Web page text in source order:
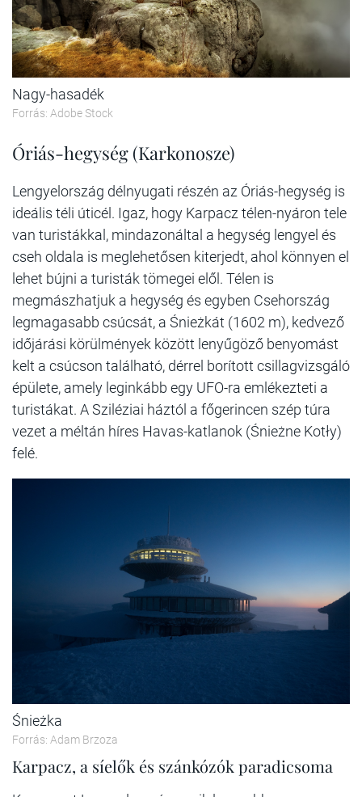
Nagy-hasadék
Forrás: Adobe Stock
Óriás-hegység (Karkonosze)
Lengyelország délnyugati részén az Óriás-hegység is
ideális téli úticél. Igaz, hogy Karpacz télen-nyáron tele
van turistákkal, mindazonáltal a hegység lengyel és
cseh oldala is meglehetősen kiterjedt, ahol könnyen el
lehet bújni a turisták tömegei elől. Télen is
megmászhatjuk a hegység és egyben Csehország
legmagasabb csúcsát, a Śnieżkát (1602 m), kedvező
időjárási körülmények között lenyűgöző benyomást
kelt a csúcson található, dérrel borított csillagvizsgáló
épülete, amely leginkább egy UFO-ra emlékezteti a
turistákat. A Sziléziai háztól a főgerincen szép túra
vezet a méltán híres Havas-katlanok (Śnieżne Kotły)
felé.
Śnieżka
Forrás: Adam Brzoza
Karpacz, a síelők és szánkózók paradicsoma